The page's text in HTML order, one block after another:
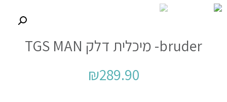
bruder- מיכלית דלק TGS MAN
₪289.90